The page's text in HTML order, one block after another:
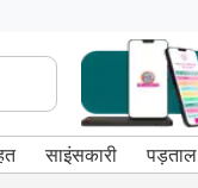
साइंसकारी पड़ताल